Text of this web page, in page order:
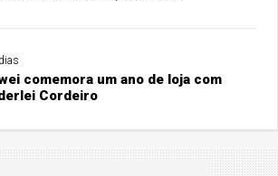
comemora um ano de loja com
Cordeiro